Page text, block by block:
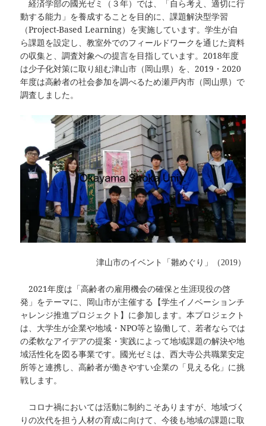
経済学部の國光ゼミ（３年）では、「自ら考え、適切に行
動する能力」を養成することを目的に、課題解決型学習
（Project-Based Learning）を実施しています。学生が自
ら課題を設定し、教室外でのフィールドワークを通じた資料
の収集と、調査対象への提言を目指しています。2018年度
は少子化対策に取り組む津山市（岡山県）を、2019・2020
年度は高齢者の社会参加を調べるため瀬戸内市（岡山県）で
調査しました。
津山市のイベント「雛めぐり」（2019）
2021年度は「高齢者の雇用機会の確保と生涯現役の啓
発」をテーマに、岡山市が主催する【学生イノベーションチ
ャレンジ推進プロジェクト】に参加します。本プロジェクト
は、大学生が企業や地域・NPO等と協働して、若者ならでは
の柔軟なアイデアの提案・実践によって地域課題の解決や地
域活性化を図る事業です。國光ゼミは、西大寺公共職業安定
所等と連携し、高齢者が働きやすい企業の「見える化」に挑
戦します。
コロナ禍においては活動に制約こそありますが、地域づく
りの次代を担う人材の育成に向けて、今後も地域の課題に取